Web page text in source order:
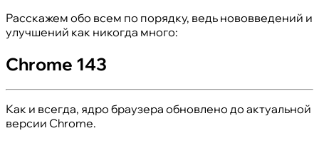
Расскажем обо всем по порядку, ведь нововведений и
улучшений как никогда много:
Chrome 143
Как и всегда, ядро браузера обновлено до актуальной
версии Chrome.